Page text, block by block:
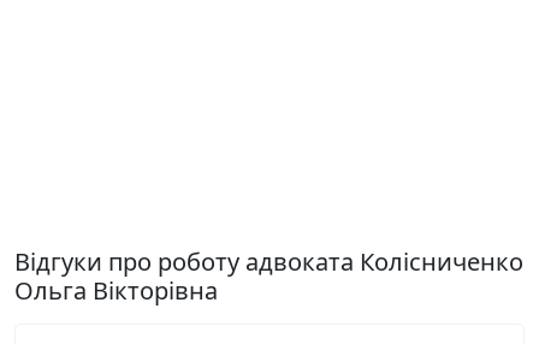
Відгуки про роботу адвоката Колісниченко
Ольга Вікторівна